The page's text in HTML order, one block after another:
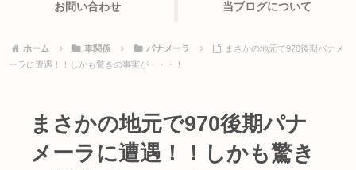
お問い合わせ 当ブログについて
ホーム 車関係 パナメーラ
まさかの地元で970後期パナメ
ーラに遭遇！！しかも驚きの事実が・・・！
まさかの地元で970後期パナ
メーラに遭遇！！しかも驚き